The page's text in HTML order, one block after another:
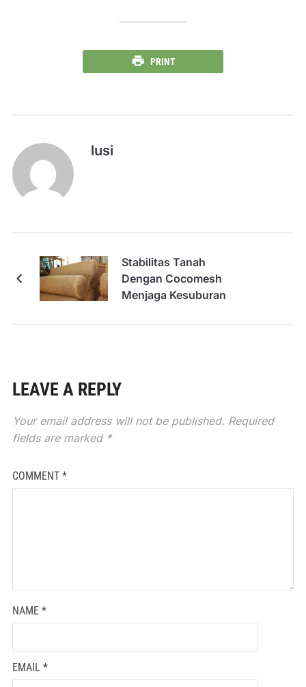
PRINT
lusi
Stabilitas Tanah
Dengan Cocomesh
Menjaga Kesuburan
LEAVE A REPLY
Your email address will not be published. Required
fields are marked *
COMMENT *
NAME *
EMAIL *